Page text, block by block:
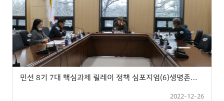
민선 8기 7대 핵심과제 릴레이 정책 심포지엄(6)생명존중, 평화인권, 헌장제정
2022-12-26